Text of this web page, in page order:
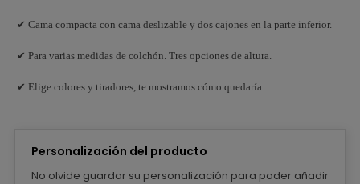
✔ Cama compacta con cama deslizable y dos cajones en la parte inferior.
✔ Para varias medidas de colchón. Tres opciones de altura.
✔ Elige colores y tiradores, te mostramos cómo quedaría.
Personalización del producto
No olvide guardar su personalización para poder añadir